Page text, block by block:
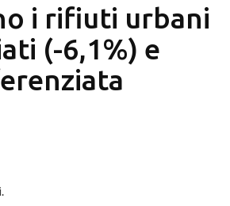
i rifiuti urbani
(-6,1%) e